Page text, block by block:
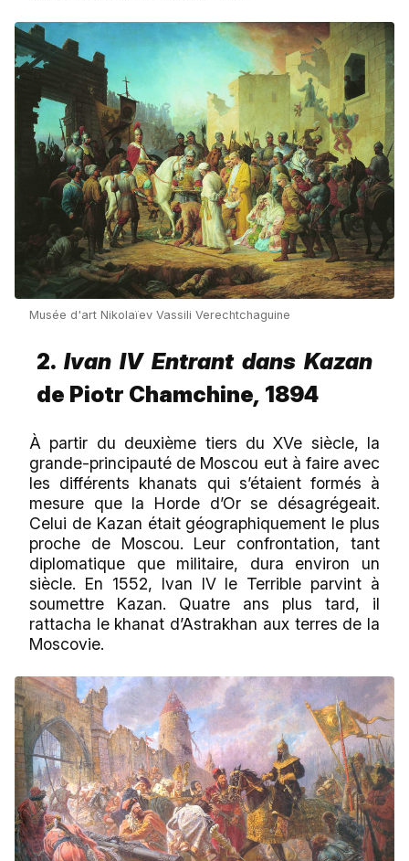
Musée d'art Nikolaïev Vassili Verechtchaguine
2.Ivan IV Entrant dans Kazan
de Piotr Chamchine, 1894
À partir du deuxième tiers du XVe siècle, la
grande-principauté de Moscou eut à faire avec
les différents khanats qui s’étaient formés à
mesure que la Horde d’Or se désagrégeait.
Celui de Kazan était géographiquement le plus
proche de Moscou. Leur confrontation, tant
diplomatique que militaire, dura environ un
siècle. En 1552, Ivan IV le Terrible parvint à
soumettre Kazan. Quatre ans plus tard, il
rattacha le khanat d’Astrakhan aux terres de la
Moscovie.